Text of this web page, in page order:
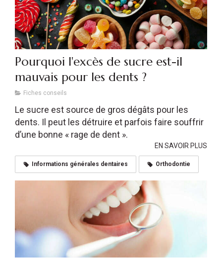
Pourquoi l'excès de sucre est-il
mauvais pour les dents ?
Fiches conseils
Le sucre est source de gros dégâts pour les
dents. Il peut les détruire et parfois faire souffrir
d’une bonne « rage de dent ».
EN SAVOIR PLUS
Informations générales dentaires Orthodontie